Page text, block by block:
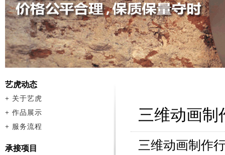
三维动画制
三维动画制作
艺虎动态
+ 关于艺虎
+ 作品展示
+ 服务流程
承接项目